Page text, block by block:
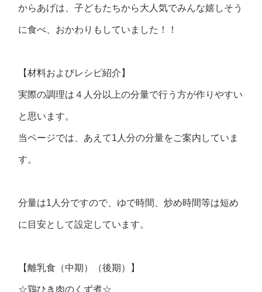
からあげは、子どもたちから大人気でみんな嬉しそう
に食べ、おかわりもしていました！！
【材料およびレシピ紹介】
実際の調理は４人分以上の分量で行う方が作りやすい
と思います。
当ページでは、あえて1人分の分量をご案内していま
す。
分量は1人分ですので、ゆで時間、炒め時間等は短め
に目安として設定しています。
【離乳食（中期）（後期）】
☆鶏ひき肉のくず煮☆